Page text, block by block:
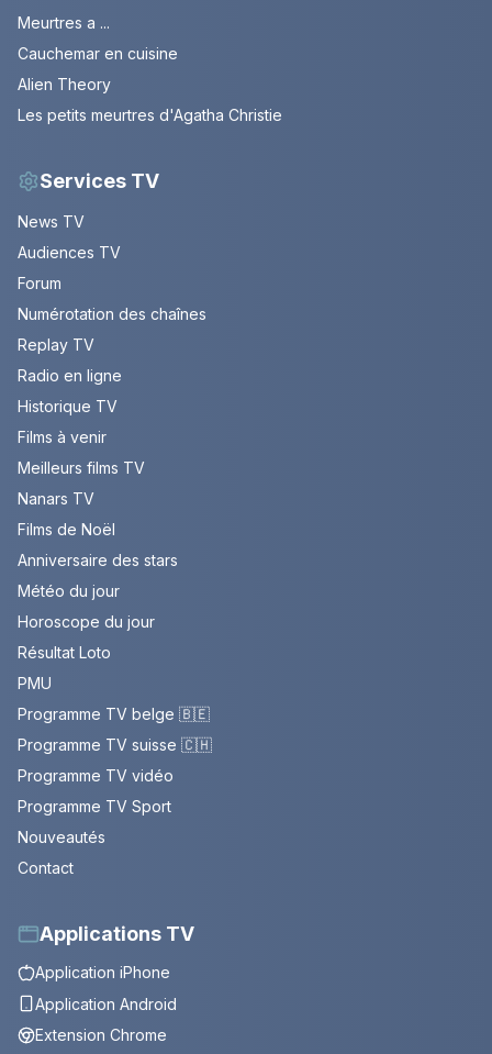
Meurtres a ...
Cauchemar en cuisine
Alien Theory
Les petits meurtres d'Agatha Christie
Services TV
News TV
Audiences TV
Forum
Numérotation des chaînes
Replay TV
Radio en ligne
Historique TV
Films à venir
Meilleurs films TV
Nanars TV
Films de Noël
Anniversaire des stars
Météo du jour
Horoscope du jour
Résultat Loto
PMU
Programme TV belge 🇧🇪
Programme TV suisse 🇨🇭
Programme TV vidéo
Programme TV Sport
Nouveautés
Contact
Applications TV
Application iPhone
Application Android
Extension Chrome